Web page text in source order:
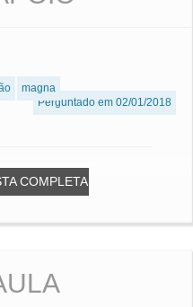
magna
Perguntado em 02/01/2018
COMPLETA